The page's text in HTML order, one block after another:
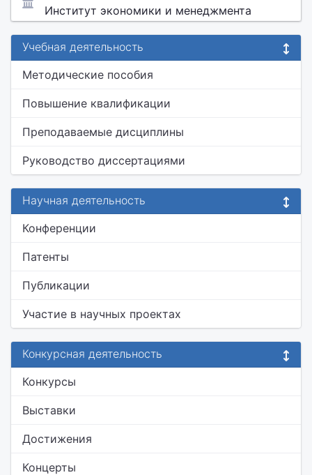
Институт экономики и менеджмента
Учебная деятельность
Методические пособия
Повышение квалификации
Преподаваемые дисциплины
Руководство диссертациями
Научная деятельность
Конференции
Патенты
Публикации
Участие в научных проектах
Конкурсная деятельность
Конкурсы
Выставки
Достижения
Концерты